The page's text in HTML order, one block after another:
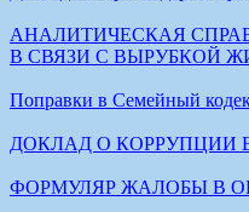
АНАЛИТИЧЕСКАЯ
В СВЯЗИ С ВЫРУБКОЙ
Поправки в Семейный
ДОКЛАД О КОРРУПЦИИ В
ФОРМУЛЯР ЖАЛОБЫ В